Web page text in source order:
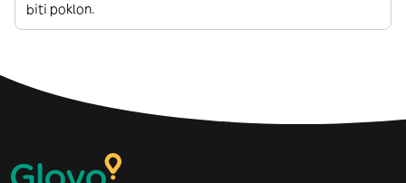
biti poklon.